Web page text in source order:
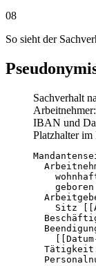
08
So sieht der
Sachverhalt
IBAN und
Platzhalter
Sitz